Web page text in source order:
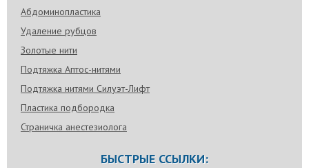
Абдоминопластика
Удаление рубцов
Золотые нити
Подтяжка Аптос-нитями
Подтяжка нитями Силуэт-Лифт
Пластика подбородка
Страничка анестезиолога
БЫСТРЫЕ ССЫЛКИ: